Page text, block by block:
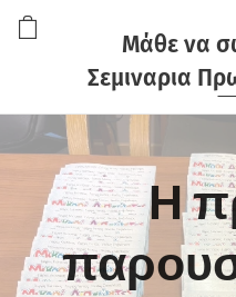
Μάθε να
Σεμιναρια
Η